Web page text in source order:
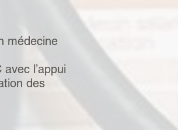
médecine
l’appui
des